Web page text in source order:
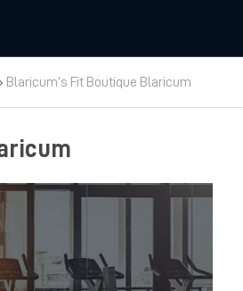
› Blaricum’s Fit Boutique Blaricum